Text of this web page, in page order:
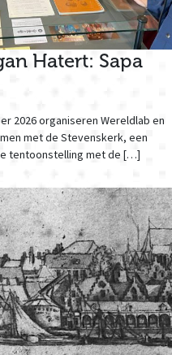
Hatert: Sapa
2026 organiseren Wereldlab en
met de Stevenskerk, een
tentoonstelling met de […]